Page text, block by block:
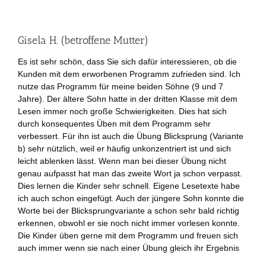
Gisela H. (betroffene Mutter)
Es ist sehr schön, dass Sie sich dafür interessieren, ob die
Kunden mit dem erworbenen Programm zufrieden sind. Ich
nutze das Programm für meine beiden Söhne (9 und 7
Jahre). Der ältere Sohn hatte in der dritten Klasse mit dem
Lesen immer noch große Schwierigkeiten. Dies hat sich
durch konsequentes Üben mit dem Programm sehr
verbessert. Für ihn ist auch die Übung Blicksprung (Variante
b) sehr nützlich, weil er häufig unkonzentriert ist und sich
leicht ablenken lässt. Wenn man bei dieser Übung nicht
genau aufpasst hat man das zweite Wort ja schon verpasst.
Dies lernen die Kinder sehr schnell. Eigene Lesetexte habe
ich auch schon eingefügt. Auch der jüngere Sohn konnte die
Worte bei der Blicksprungvariante a schon sehr bald richtig
erkennen, obwohl er sie noch nicht immer vorlesen konnte.
Die Kinder üben gerne mit dem Programm und freuen sich
auch immer wenn sie nach einer Übung gleich ihr Ergebnis